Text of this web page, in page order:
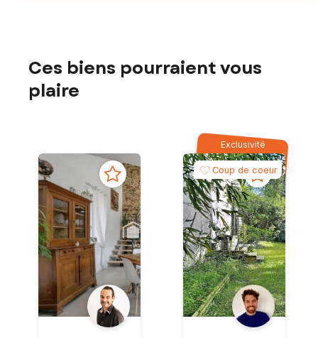
Ces biens pourraient vous
plaire
Exclusivité
Coup de coeur